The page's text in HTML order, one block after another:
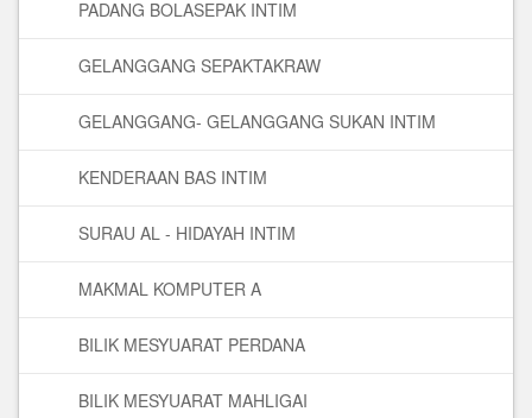
PADANG BOLASEPAK INTIM
GELANGGANG SEPAKTAKRAW
GELANGGANG- GELANGGANG SUKAN INTIM
KENDERAAN BAS INTIM
SURAU AL - HIDAYAH INTIM
MAKMAL KOMPUTER A
BILIK MESYUARAT PERDANA
BILIK MESYUARAT MAHLIGAI